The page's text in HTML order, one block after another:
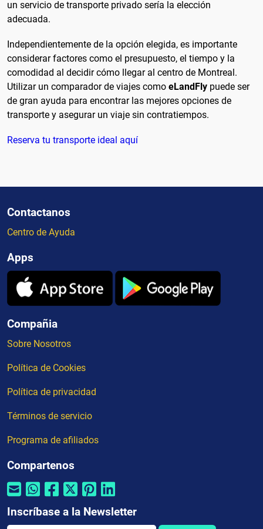
un servicio de transporte privado sería la elección
adecuada.
Independientemente de la opción elegida, es importante
considerar factores como el presupuesto, el tiempo y la
comodidad al decidir cómo llegar al centro de Montreal.
Utilizar un comparador de viajes como eLandFly puede ser
de gran ayuda para encontrar las mejores opciones de
transporte y asegurar un viaje sin contratiempos.
Reserva tu transporte ideal aquí
Contactanos
Centro de Ayuda
Apps
Compañia
Sobre Nosotros
Política de Cookies
Política de privacidad
Términos de servicio
Programa de afiliados
Compartenos
Inscríbase a la Newsletter